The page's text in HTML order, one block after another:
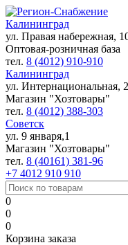
Калининград
ул. Правая набережная,
Оптовая-розничная база
тел. 8 (4012) 910-910
Калининград
ул. Интернациональная,
Магазин "Хозтовары"
тел. 8 (4012) 388-303
Советск
ул. 9 января,1
Магазин "Хозтовары"
тел. 8 (40161) 381-96
+7 4012 910 910
0
0
0
Корзина заказа